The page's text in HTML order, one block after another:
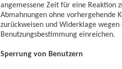
angemessene Zeit für eine Reaktion
Abmahnungen ohne vorhergehende
zurückweisen und Widerklage wegen
Benutzungsbestimmung einreichen.
Sperrung von Benutzern